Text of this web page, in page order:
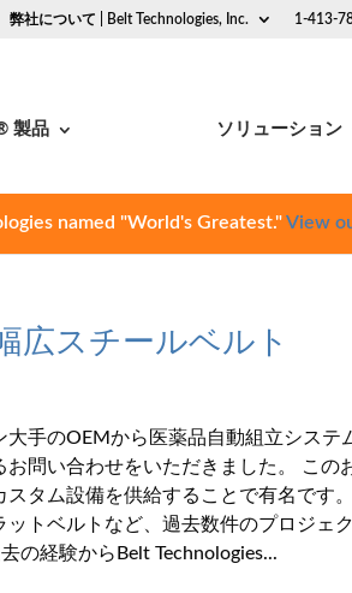
弊社について | Belt Technologies, Inc. 1-413-
製品 ソリューション
named "World's Greatest."View
広スチールベルト
手のOEMから医薬品自動組立システ
問い合わせをいただきました。 この
タム設備を供給することで有名です
トベルトなど、過去数件のプロジェ
の経験からBelt Technologies...